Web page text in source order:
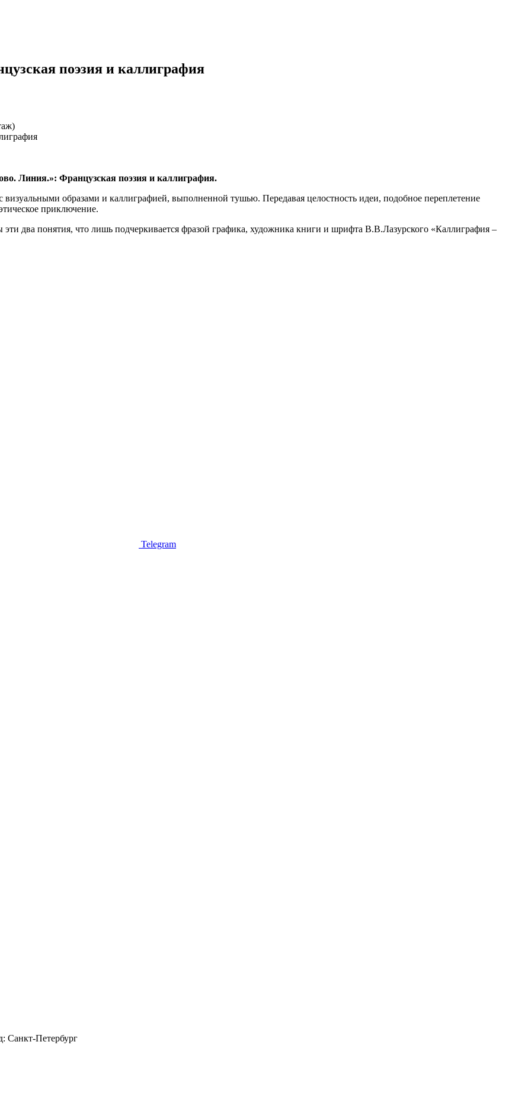
поэзия и каллиграфия
Линия.»: Французская поэзия и каллиграфия.
образами и каллиграфией, выполненной тушью. Передавая целостность идеи, подобное переплетение
приключение.
эти два понятия, что лишь подчеркивается фразой графика, художника книги и шрифта В.В.Лазурского «Каллиграфия –
Telegram
Санкт-Петербург